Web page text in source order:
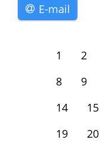
E-mail
1 2
8
9
14
15
19
20